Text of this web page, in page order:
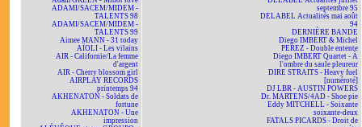
ADAMI/SACEM/MIDEM -
TALENTS 98
ADAMI/SACEM/MIDEM -
TALENTS 99
Aimee MANN - 31 today
AÏOLI - Les vilains
AIR - Californie/La femme
d'argent
AIR - Cherry blossom girl
AIRPLAY RECORDS
printemps 94
AKHENATON - Soldats de
fortune
AKHENATON - Une
impression
septembre 95
DELABEL Actualités mai août
94
DERNIÈRE BANDE
Diego IMBERT & Michel
PEREZ - Double entente
Diego IMBERT Quartet - À
l'ombre du saule pleureur
DIRE STRAITS - Heavy fuel
[numéroté]
DJ LBR - AUSTIN POWERS
Dr. MARTENS/4AD - Shoe pie
Eddy MITCHELL - Soixante
soixante-deux
FATALS PICARDS - Droit de